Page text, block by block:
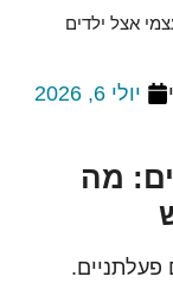
אצל ילדים
יולי 6, 2026
מה